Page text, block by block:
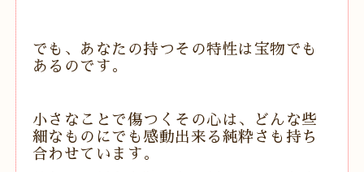
でも、あなたの持つその特性は宝物でも
あるのです。
小さなことで傷つくその心は、どんな些
細なものにでも感動出来る純粋さも持ち
合わせています。